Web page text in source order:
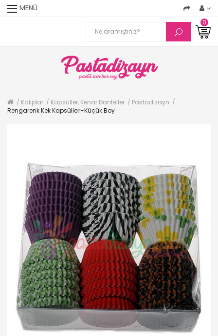
MENÜ
0
Kalıplar Kapsüller, Kenar Danteller
Pastadizayn
Rengarenk Kek Kapsülleri-Küçük Boy